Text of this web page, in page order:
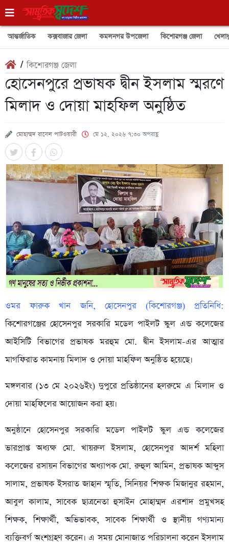
আন্তর্জাতিক কক্সবাজার জেলা কমলনগর উপজেলা কিশোরগঞ্জ জেলা
/কিশোরগঞ্জ জেলা
হোসেনপুরে প্রভাষক দ্বীন ইসলাম স্মরণে
মিলাদ ও দোয়া মাহফিল অনুষ্ঠিত
মোহাম্মদ রাসেল পাটওয়ারী মে ১২, ২০২৬ ৭:৩০ অপরাহ্ণ
ওমর ফারুক খান জনি, হোসেনপুর (কিশোরগঞ্জ) প্রতিনিধি:
কিশোরগঞ্জের হোসেনপুর সরকারি মডেল পাইলট স্কুল এন্ড কলেজের
আইসিটি বিভাগের প্রভাষক মরহুম মো. দ্বীন ইসলাম-এর আত্মার
মাগফিরাত কামনায় মিলাদ ও দোয়া মাহফিল অনুষ্ঠিত হয়েছে।‎
‎মঙ্গলবার (১৩ মে ২০২৬ইং) দুপুরে প্রতিষ্ঠানের হলরুমে এ মিলাদ ও
দোয়া মাহফিলের আয়োজন করা হয়।‎
‎অনুষ্ঠানে হোসেনপুর সরকারি মডেল পাইলট স্কুল এন্ড কলেজের
ভারপ্রাপ্ত অধ্যক্ষ মো. খায়রুল ইসলাম, হোসেনপুর আদর্শ মহিলা
কলেজের রসায়ন বিভাগের অধ্যাপক মো. রুহুল আমিন, প্রভাষক আব্দুস
সালাম, প্রভাষক ইসরাত জাহান স্মৃতি, সিনিয়র শিক্ষক মিজানুর রহমান,
আবুল কালাম, সাবেক ছাত্রনেতা হুসাইন মোহাম্মদ এরশাদ প্রমুখসহ
শিক্ষক, শিক্ষার্থী, অভিভাবক, সাবেক শিক্ষার্থী ও স্থানীয় গণ্যমান্য
ব্যক্তিবর্গ অংশগ্রহণ করেন। এ সময় মোনাজাত পরিচালনা করেন ইসলাম